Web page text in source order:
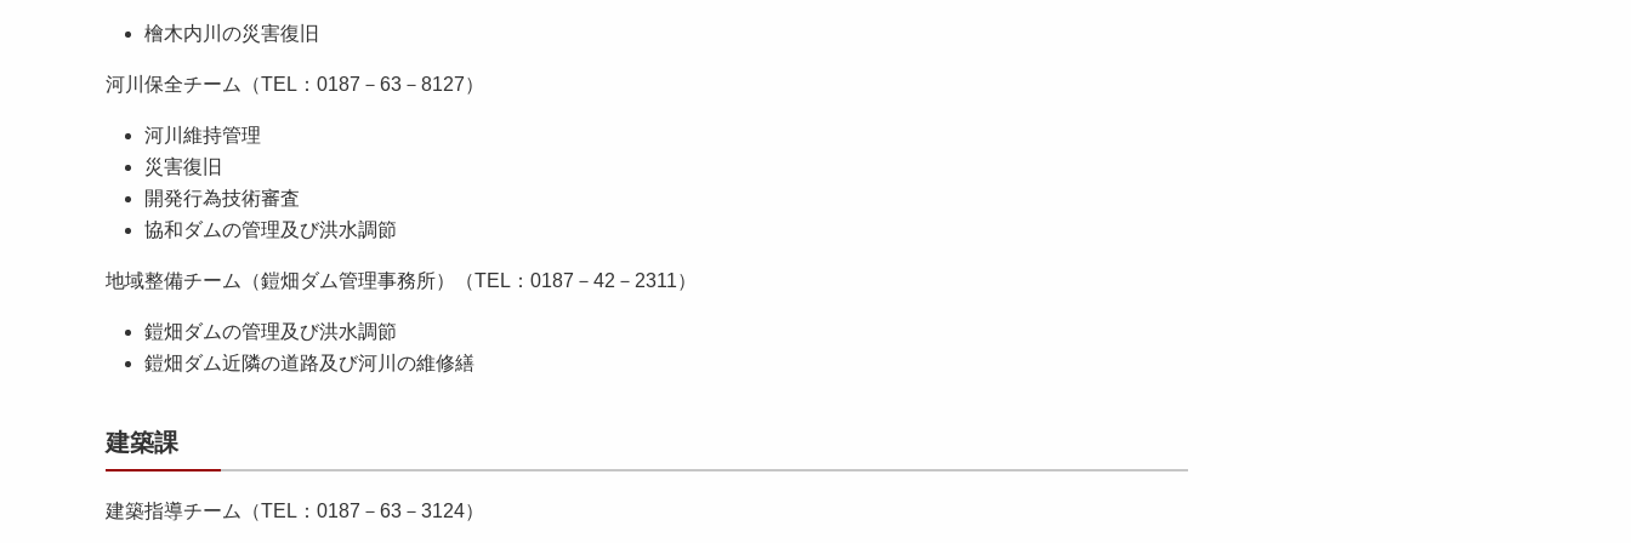
檜木内川の災害復旧
河川保全チーム（TEL：0187－63－8127）
河川維持管理
災害復旧
開発行為技術審査
協和ダムの管理及び洪水調節
地域整備チーム（鎧畑ダム管理事務所）（TEL：0187－42－2311）
鎧畑ダムの管理及び洪水調節
鎧畑ダム近隣の道路及び河川の維修繕
建築課
建築指導チーム（TEL：0187－63－3124）